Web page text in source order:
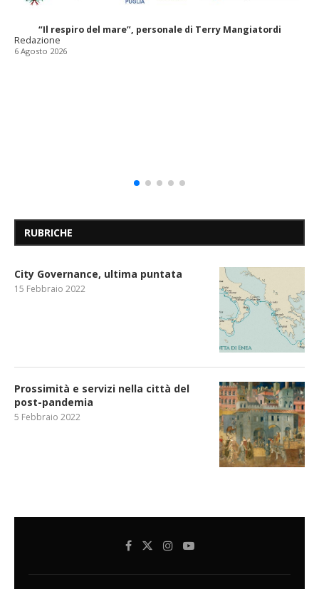
“Il respiro del mare”, personale di Terry Mangiatordi
Redazione
6 Agosto 2026
RUBRICHE
City Governance, ultima puntata
15 Febbraio 2022
Prossimità e servizi nella città del
post-pandemia
5 Febbraio 2022